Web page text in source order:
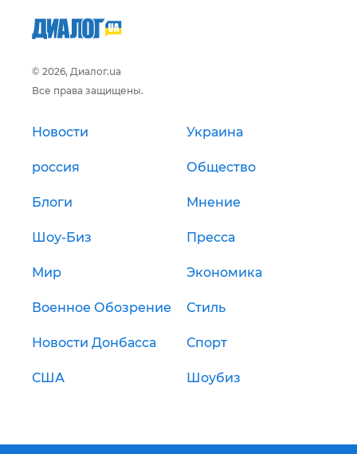
© 2026, Диалог.ua
Все права защищены.
Новости Украина
россия Общество
Блоги Мнение
Шоу-Биз Пресса
Мир Экономика
Военное Обозрение Стиль
Новости Донбасса Спорт
США Шоубиз